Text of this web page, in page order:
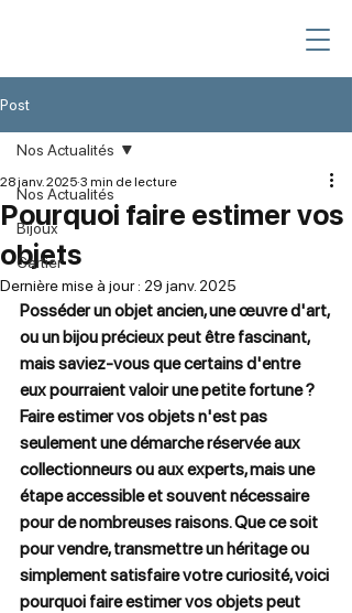
Post
Nos Actualités
Bijoux
Cartier
Nos Actualités
Pourquoi faire estimer vos
objets
28 janv. 2025 3 min de lecture
Dernière mise à jour : 29 janv. 2025
Posséder un objet ancien, une œuvre d'art,
ou un bijou précieux peut être fascinant,
mais saviez-vous que certains d'entre
eux pourraient valoir une petite fortune ?
Faire estimer vos objets n'est pas
seulement une démarche réservée aux
collectionneurs ou aux experts, mais une
étape accessible et souvent nécessaire
pour de nombreuses raisons. Que ce soit
pour vendre, transmettre un héritage ou
simplement satisfaire votre curiosité, voici
pourquoi faire estimer vos objets peut